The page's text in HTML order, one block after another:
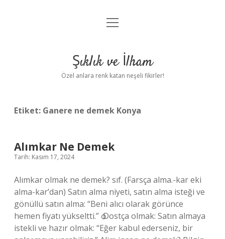
Anasayfa
Yasal Uyarı
menüyü
Şıklık ve İlham
Özel anlara renk katan neşeli fikirler!
Etiket: Ganere ne demek Konya
Alımkar Ne Demek
Tarih: Kasım 17, 2024
Alımkar olmak ne demek? sıf. (Farsça alma.-kar eki
alma-kar’dan) Satın alma niyeti, satın alma isteği ve
gönüllü satın alma: “Beni alıcı olarak görünce
hemen fiyatı yükseltti.” ѻ Dostça olmak: Satın almaya
istekli ve hazır olmak: “Eğer kabul ederseniz, bir